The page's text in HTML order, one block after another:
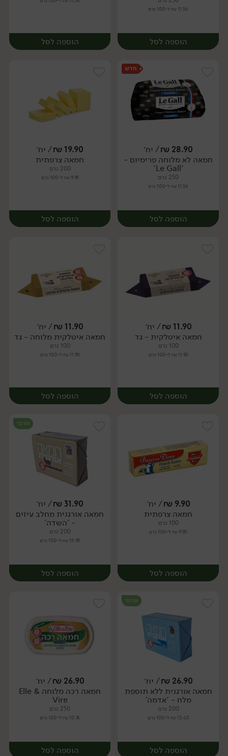
11.56 ₪ ל-100 גרם
הוספה לסל
יח׳
הוספה לסל
יח׳
28.90
₪/ יח׳
חמאה לא מלוחה פרימיום -
'Le Gall'
250 גרם
11.56 ₪ ל-100 גרם
הוספה לסל
יח׳
19.90
₪/ יח׳
חמאה צרפתית
200 גרם
9.95 ₪ ל-100 גרם
הוספה לסל
יח׳
11.90
₪/ יח׳
חמאה איטלקית - גד
100 גרם
11.90 ₪ ל-100 גרם
הוספה לסל
יח׳
11.90
₪/ יח׳
חמאה איטלקית מלוחה - גד
100 גרם
11.90 ₪ ל-100 גרם
הוספה לסל
יח׳
9.90
₪/ יח׳
חמאה צרפתית
100 גרם
9.90 ₪ ל-100 גרם
הוספה לסל
יח׳
אורגני
31.90
₪/ יח׳
חמאה אורגנית מחלב עיזים
- 'השדה'
200 גרם
15.95 ₪ ל-100 גרם
הוספה לסל
יח׳
אורגני
26.90
₪/ יח׳
חמאה אורגנית ללא תוספת
מלח - 'אדמה'
200 גרם
13.45 ₪ ל-100 גרם
הוספה לסל
26.90
₪/ יח׳
חמאה רכה מלוחה Elle &
Vire
250 גרם
10.76 ₪ ל-100 גרם
הוספה לסל